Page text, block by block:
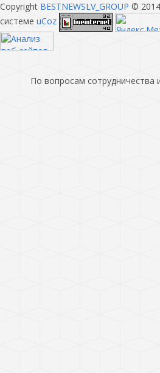
Copyright BESTNEWSLV_GROUP ©
системе uCoz
По вопросам